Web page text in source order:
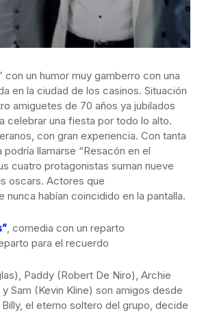
con un humor muy gamberro con una
en la ciudad de los casinos. Situación
amiguetes de 70 años ya jubilados
celebrar una fiesta por todo lo alto.
con gran experiencia. Con tanta
podría llamarse “Resacón en el
cuatro protagonistas suman nueve
oscars. Actores que
nunca habían coincidido en la pantalla.
, comedia con un reparto
para el recuerdo
Paddy (Robert De Niro), Archie
Sam (Kevin Kline) son amigos desde
el eterno soltero del grupo, decide